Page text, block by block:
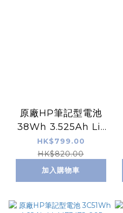
原廠HP筆記型電池
38Wh 3.525Ah Li-
ion, WP03038XL-
PL (M73468-
005,WP03XL)
HK$799.00
HK$820.00
加入購物車